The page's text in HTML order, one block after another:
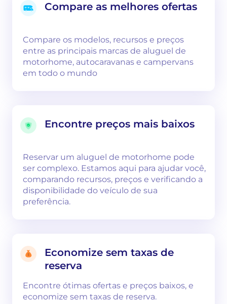
Compare as melhores ofertas
Compare os modelos, recursos e preços
entre as principais marcas de aluguel de
motorhome, autocaravanas e campervans
em todo o mundo
Encontre preços mais baixos
Reservar um aluguel de motorhome pode
ser complexo. Estamos aqui para ajudar você,
comparando recursos, preços e verificando a
disponibilidade do veículo de sua
preferência.
Economize sem taxas de
reserva
Encontre ótimas ofertas e preços baixos, e
economize sem taxas de reserva.